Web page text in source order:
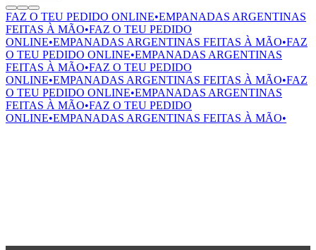
FAZ O TEU PEDIDO ONLINE•EMPANADAS ARGENTINAS
FEITAS À MÃO•FAZ O TEU PEDIDO
ONLINE•EMPANADAS ARGENTINAS FEITAS À MÃO•FAZ
O TEU PEDIDO ONLINE•EMPANADAS ARGENTINAS
FEITAS À MÃO•FAZ O TEU PEDIDO
ONLINE•EMPANADAS ARGENTINAS FEITAS À MÃO•FAZ
O TEU PEDIDO ONLINE•EMPANADAS ARGENTINAS
FEITAS À MÃO•FAZ O TEU PEDIDO
ONLINE•EMPANADAS ARGENTINAS FEITAS À MÃO•